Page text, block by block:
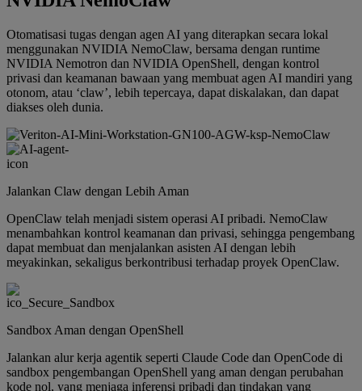
Otomatisasi tugas dengan agen AI yang diterapkan secara lokal
menggunakan NVIDIA NemoClaw, bersama dengan runtime
NVIDIA Nemotron dan NVIDIA OpenShell, dengan kontrol
privasi dan keamanan bawaan yang membuat agen AI mandiri yang
otonom, atau ‘claw’, lebih tepercaya, dapat diskalakan, dan dapat
diakses oleh dunia.
Jalankan Claw dengan Lebih Aman
OpenClaw telah menjadi sistem operasi AI pribadi. NemoClaw
menambahkan kontrol keamanan dan privasi, sehingga pengembang
dapat membuat dan menjalankan asisten AI dengan lebih
meyakinkan, sekaligus berkontribusi terhadap proyek OpenClaw.
Sandbox Aman dengan OpenShell
Jalankan alur kerja agentik seperti Claude Code dan OpenCode di
sandbox pengembangan OpenShell yang aman dengan perubahan
kode nol, yang menjaga inferensi pribadi dan tindakan yang